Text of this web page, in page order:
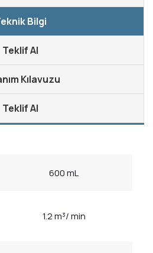
Bilgi
Teklif Al
Kılavuzu
Teklif Al
600 mL
1.2 m³/ min